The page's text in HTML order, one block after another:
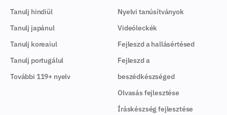
Tanulj hindiül
Tanulj japánul
Tanulj koreaiul
Tanulj portugálul
További 119+ nyelv
Nyelvi tanúsítványok
Videóleckék
Fejleszd a hallásértésed
Fejleszd a
beszédkészséged
Olvasás fejlesztése
Íráskészség fejlesztése